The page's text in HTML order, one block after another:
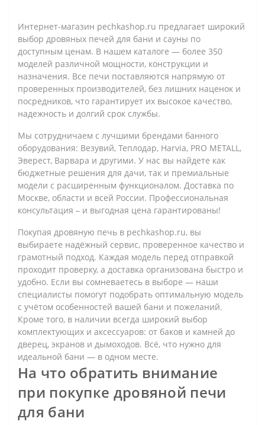
Интернет-магазин pechkashop.ru предлагает широкий
выбор дровяных печей для бани и сауны по
доступным ценам. В нашем каталоге — более 350
моделей различной мощности, конструкции и
назначения. Все печи поставляются напрямую от
проверенных производителей, без лишних наценок и
посредников, что гарантирует их высокое качество,
надежность и долгий срок службы.
Мы сотрудничаем с лучшими брендами банного
оборудования: Везувий, Теплодар, Harvia, PRO METALL,
Эверест, Варвара и другими. У нас вы найдете как
бюджетные решения для дачи, так и премиальные
модели с расширенным функционалом. Доставка по
Москве, области и всей России. Профессиональная
консультация – и выгодная цена гарантированы!
Покупая дровяную печь в pechkashop.ru, вы
выбираете надёжный сервис, проверенное качество и
грамотный подход. Каждая модель перед отправкой
проходит проверку, а доставка организована быстро и
удобно. Если вы сомневаетесь в выборе — наши
специалисты помогут подобрать оптимальную модель
с учётом особенностей вашей бани и пожеланий.
Кроме того, в наличии всегда широкий выбор
комплектующих и аксессуаров: от баков и камней до
дверец, экранов и дымоходов. Всё, что нужно для
идеальной бани — в одном месте.
На что обратить внимание
при покупке дровяной печи
для бани